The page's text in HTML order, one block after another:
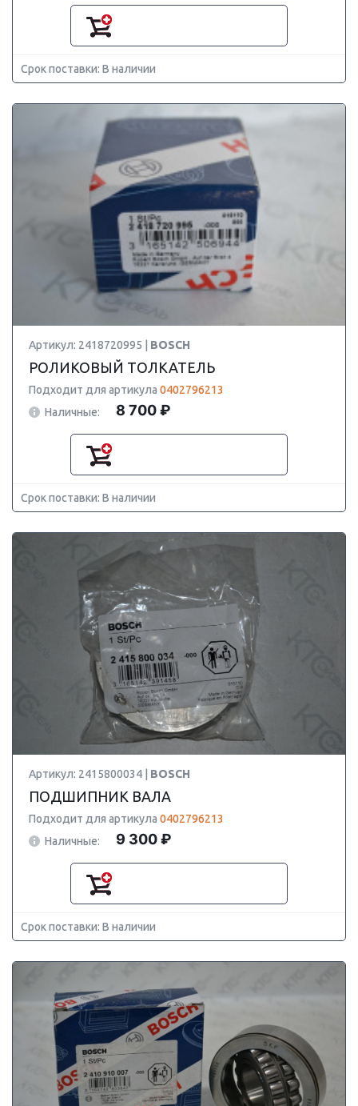
Срок поставки: В наличии
Артикул: 2418720995 | BOSCH
РОЛИКОВЫЙ ТОЛКАТЕЛЬ
Подходит для артикула 0402796213
Наличные:
8 700 ₽
Срок поставки: В наличии
Артикул: 2415800034 | BOSCH
ПОДШИПНИК ВАЛА
Подходит для артикула 0402796213
Наличные:
9 300 ₽
Срок поставки: В наличии